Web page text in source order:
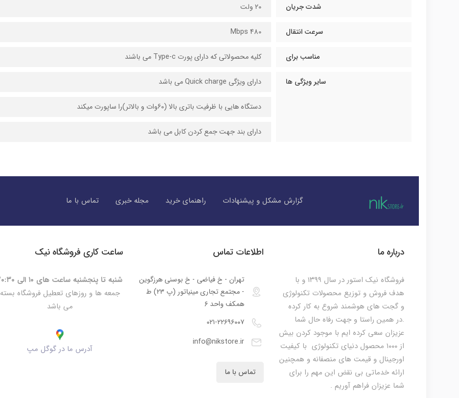
شدت جریان 20 ولت
سرعت انتقال 480 Mbps
مناسب برای کلیه محصولاتی که دارای پورت Type-c می باشند
سایر ویژگی ها دارای ویژگی Quick charge می باشد
دستگاه هایی با ظرفیت باتری بالا (60وات و بالاتر)را ساپورت میکند
دارای بند جهت جمع کردن کابل می باشد
گزارش مشکل و پیشنهادات راهنمای خرید مجله خبری تماس با ما
درباره ما
فروشگاه نیک استور در سال ۱۳۹۹ و با
هدف فروش و توزیع محصولات تکنولوژی
و گجت های هوشمند شروع به کار کرده
.در همین راستا و جهت رفاه حال شما
عزیزان سعی کرده ایم با موجود کردن بیش
از ۱۰۰۰ محصول دنیای تکنولوژی با کیفیت
اورجینال و قیمت های منصفانه و همچنین
ارائه خدماتی بی نقض این مهم را برای
شما عزیزان فراهم آوریم .
اطلاعات تماس
تهران - خ فیاضی - خ بوسنی هرزگوین
- مجتمع تجاری مینیاتور (پ ۲۳) ط
همکف واحد ۶
۰۲۱-۲۲۶۹۶۰۰۷
info@nikstore.ir
تماس با ما
ساعت کاری فروشگاه نیک
شنبه تا پنجشنبه ساعت های ۱۰ الی ۲۰:۳۰
جمعه ها و روزهای تعطیل فروشگاه بسته
می باشد
آدرس ما در گوگل مپ